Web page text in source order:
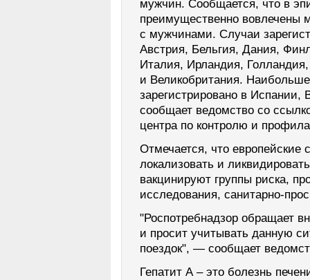
мужчин. Сообщается, что в
преимущественно
с мужчинами. Случаи
Австрия, Бельгия, Дания,
Италия, Ирландия,
и Великобритания.
зарегистрировано в
сообщает ведомство со
центра по контролю и
Отмечается, что европейские
локализовать и
вакцинируют группы риска,
исследования, санитарно-
"Роспотребнадзор обращает
и просит учитывать данную
поездок", — сообщает
Гепатит А – это болезнь